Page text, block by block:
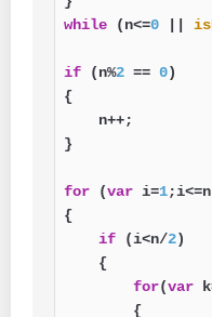
while (n<=0
if (n%2 == 0)
{
    n++;
}
for (var i=1
{
if (i<n/2)
    {
for(var
        {